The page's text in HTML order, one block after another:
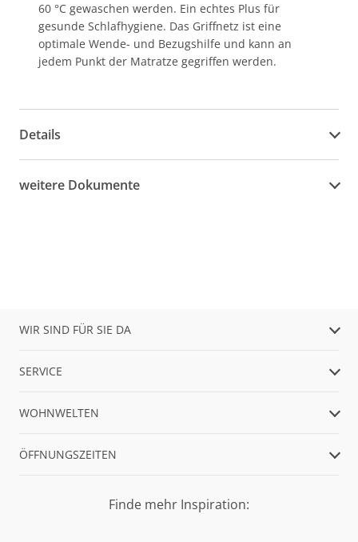
60 °C gewaschen werden. Ein echtes Plus für
gesunde Schlafhygiene. Das Griffnetz ist eine
optimale Wende- und Bezugshilfe und kann an
jedem Punkt der Matratze gegriffen werden.
Details
weitere Dokumente
WIR SIND FÜR SIE DA
SERVICE
WOHNWELTEN
ÖFFNUNGSZEITEN
Finde mehr Inspiration: